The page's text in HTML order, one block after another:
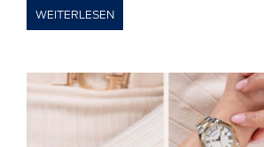
WEITERLESEN